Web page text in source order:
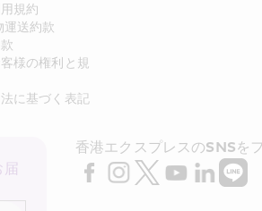
規約
運送約款
様の権利と規
に基づく表記
香港エクスプレスのSNSを